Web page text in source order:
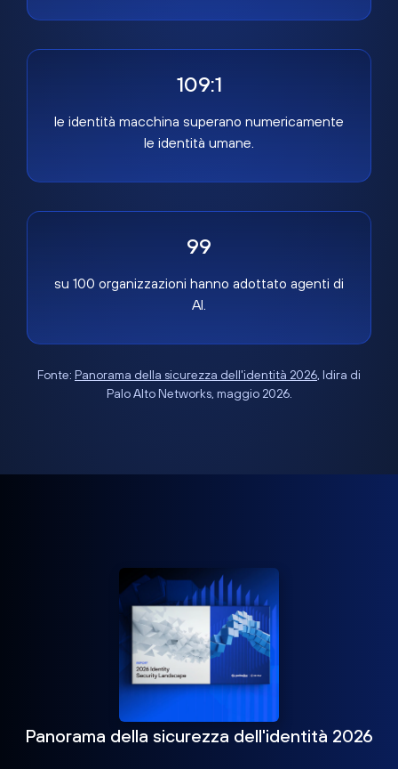
109:1
le identità macchina superano numericamente
le identità umane.
99
su 100 organizzazioni hanno adottato agenti di
AI.
Fonte: Panorama della sicurezza dell'identità 2026, Idira di
Palo Alto Networks, maggio 2026.
Panorama della sicurezza dell'identità 2026